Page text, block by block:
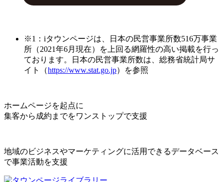
※1：iタウンページは、日本の民営事業所数516万事業
所（2021年6月現在）を上回る網羅性の高い掲載を行っ
ております。日本の民営事業所数は、総務省統計局サ
イト（https://www.stat.go.jp）を参照
ホームページを起点に
集客から成約までをワンストップで支援
地域のビジネスやマーケティングに活用できるデータベース
で事業活動を支援